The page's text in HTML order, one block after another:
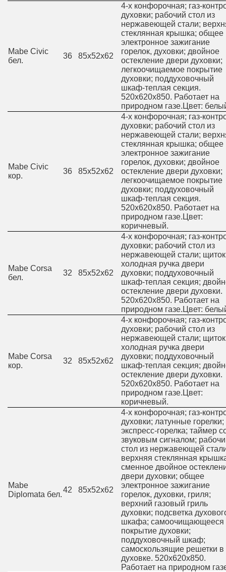
Mabe Civic
бел.
36 85х52х62
4-х конфорочная; газ-
духовки; рабочий стол из
нержавеющей стали;
стеклянная крышка; общее
электронное зажигание
горелок, духовки; двойное
остекление двери духовки;
легкоочищаемое покрытие
духовки; поддуховочный
шкаф-теплая секция.
520х620х850. Работает на
природном газе.Цвет:
Mabe Civic
кор.
36 85х52х62
4-х конфорочная; газ-
духовки; рабочий стол из
нержавеющей стали;
стеклянная крышка; общее
электронное зажигание
горелок, духовки; двойное
остекление двери духовки;
легкоочищаемое покрытие
духовки; поддуховочный
шкаф-теплая секция.
520х620х850. Работает на
природном газе.Цвет:
коричневый.
Mabe Corsa
бел.
32 85х52х62
4-х конфорочная; газ-
духовки; рабочий стол из
нержавеющей стали;
холодная ручка двери
духовки; поддуховочный
шкаф-теплая секция;
остекление двери духовки.
520х620х850. Работает на
природном газе.Цвет:
Mabe Corsa
кор.
32 85х52х62
4-х конфорочная; газ-
духовки; рабочий стол из
нержавеющей стали;
холодная ручка двери
духовки; поддуховочный
шкаф-теплая секция;
остекление двери духовки.
520х620х850. Работает на
природном газе.Цвет:
коричневый.
Mabe
Diplomata бел.
42 85х52х62
4-х конфорочная; газ-
духовки; латунные горелки;
экспресс-горелка; таймер
звуковым сигналом;
стол из нержавеющей
верхняя стеклянная
сменное двойное
двери духовки; общее
электронное зажигание
горелок, духовки, гриля;
верхний газовый гриль
духовки; подсветка
шкафа; самоочищающееся
покрытие духовки;
поддуховочный шкаф;
самоскользящие решетки в
духовке. 520х620х850.
Работает на природном